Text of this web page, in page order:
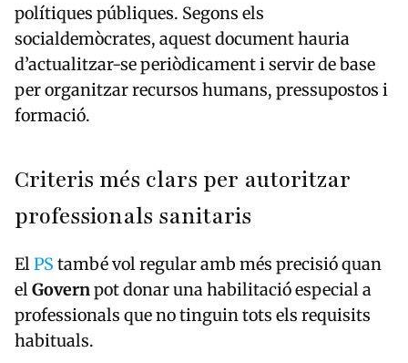
polítiques públiques. Segons els
socialdemòcrates, aquest document hauria
d’actualitzar-se periòdicament i servir de base
per organitzar recursos humans, pressupostos i
formació.
Criteris més clars per autoritzar
professionals sanitaris
ElPS també vol regular amb més precisió quan
elGovernpot donar una habilitació especial a
professionals que no tinguin tots els requisits
habituals.